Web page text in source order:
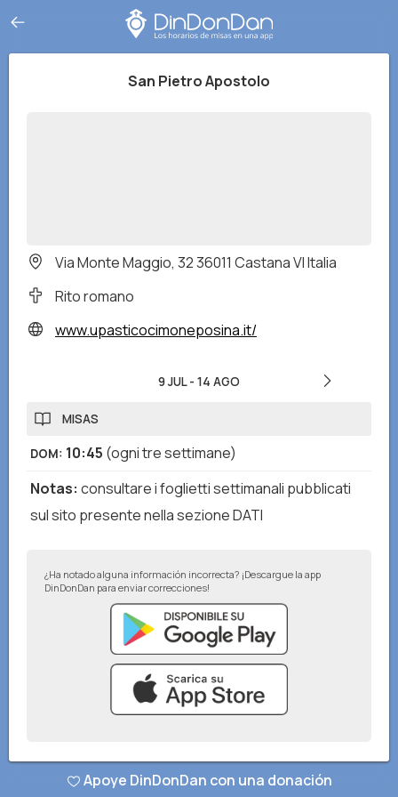
San Pietro Apostolo
Via Monte Maggio, 32 36011 Castana VI Italia
Rito romano
www.upasticocimoneposina.it/
9 JUL- 14 AGO
MISAS
DOM: 10:45 (ogni tre settimane)
Notas: consultare i foglietti settimanali pubblicati
sul sito presente nella sezione DATI
¿Ha notado alguna información incorrecta? ¡Descargue la app
DinDonDan para enviar correcciones!
© DinDonDan App 2026–Política de privacidad–Agrega a tu sitio web
Apoye DinDonDan con una donación